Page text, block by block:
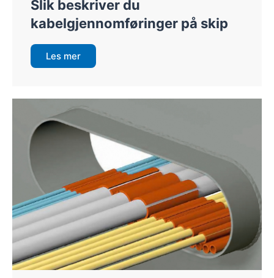
Slik beskriver du
kabelgjennomføringer på skip
Les mer